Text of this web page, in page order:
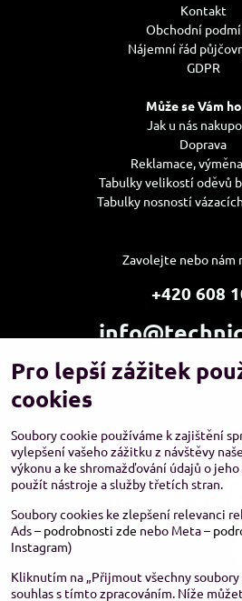
Kontakt
Obchodní
Nájemní řád
GDPR
Může se Vám
Jak u nás
Doprava
Reklamace,
Tabulky velikostí oděvů
Tabulky nosností
Zavolejte nebo nám
+420 608 101
Showroom a
TECHNICORP
143 00 Praha 4 –
Pro lepší zážitek
cookies
Soubory cookie používáme k zajištění
vylepšení vašeho zážitku z návštěvy
výkonu a ke shromažďování údajů o
použít nástroje a služby třetích stran.
Soubory cookies ke zlepšení relevanci
Ads – podrobnosti zde nebo Meta –
Instagram)
Kliknutím na „Přijmout všechny
souhlas s tímto zpracováním. Níže